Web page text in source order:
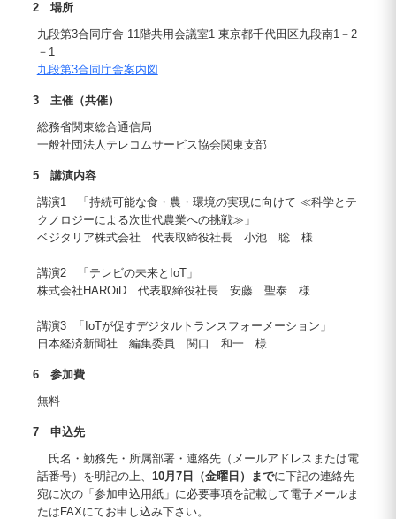
2 場所
九段第3合同庁舎 11階共用会議室1 東京都千代田区九段南1－2
－1
九段第3合同庁舎案内図
3 主催（共催）
総務省関東総合通信局
一般社団法人テレコムサービス協会関東支部
5 講演内容
講演1 「持続可能な食・農・環境の実現に向けて ≪科学とテ
クノロジーによる次世代農業への挑戦≫」
ベジタリア株式会社 代表取締役社長 小池 聡 様
講演2 「テレビの未来とIoT」
株式会社HAROiD 代表取締役社長 安藤 聖泰 様
講演3 「IoTが促すデジタルトランスフォーメーション」
日本経済新聞社 編集委員 関口 和一 様
6 参加費
無料
7 申込先
氏名・勤務先・所属部署・連絡先（メールアドレスまたは電
話番号）を明記の上、 10月7日（金曜日）までに下記の連絡先
宛に次の「参加申込用紙」に必要事項を記載して電子メールま
たはFAXにてお申し込み下さい。